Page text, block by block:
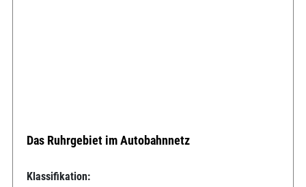
Das Ruhrgebiet im Autobahnnetz
Klassifikation: